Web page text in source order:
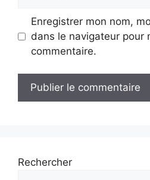
Enregistrer mon nom,
dans le navigateur pour
commentaire.
Rechercher